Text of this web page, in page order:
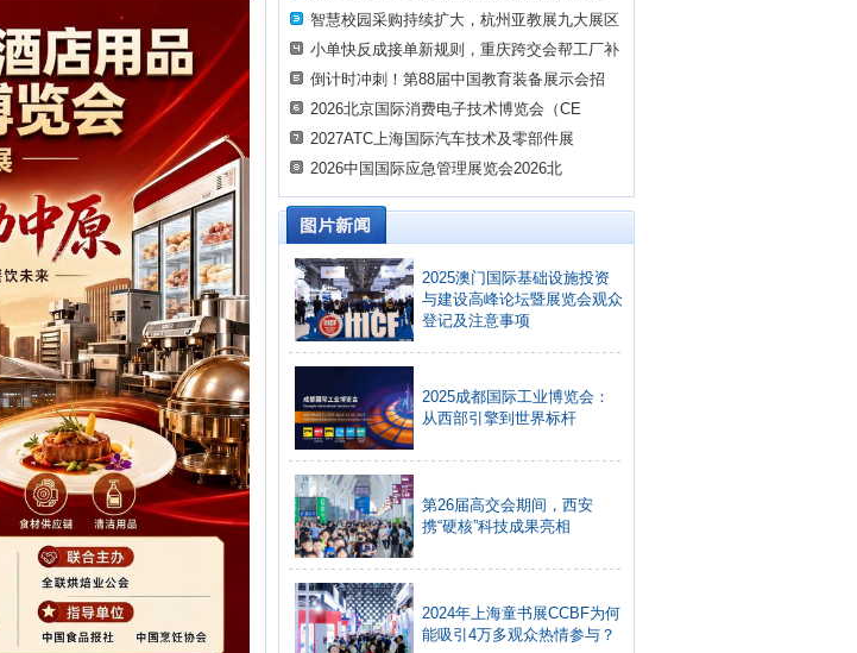
智慧校园采购持续扩大，杭州亚教展九大展区
小单快反成接单新规则，重庆跨交会帮工厂补
倒计时冲刺！第88届中国教育装备展示会招
2026北京国际消费电子技术博览会（CE
2027ATC上海国际汽车技术及零部件展
2026中国国际应急管理展览会2026北
2025澳门国际基础设施投资
与建设高峰论坛暨展览会观众
登记及注意事项
2025成都国际工业博览会：
从西部引擎到世界标杆
第26届高交会期间，西安
携“硬核”科技成果亮相
2024年上海童书展CCBF为何
能吸引4万多观众热情参与？